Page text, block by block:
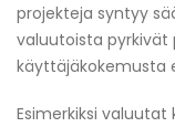
projekteja syntyy
valuutoista
käyttäjäkokemusta
Esimerkiksi